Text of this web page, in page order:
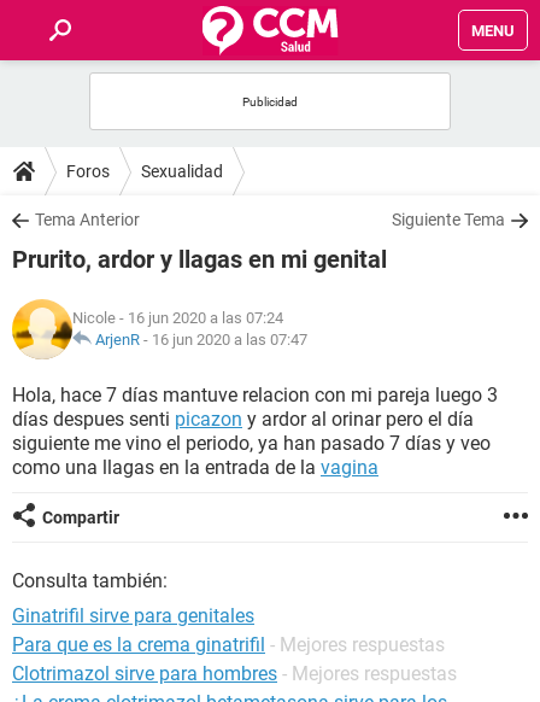
MENU
FOROS
SALUD
NUTRICIÓN
BIENESTAR
SEXUALIDAD
GLOSARIO
Foros Sexualidad
Tema Anterior Siguiente Tema
Prurito, ardor y llagas en mi genital
Nicole - 16 jun 2020 a las 07:24
ArjenR - 16 jun 2020 a las 07:47
Hola, hace 7 días mantuve relacion con mi pareja luego 3
días despues senti picazon y ardor al orinar pero el día
siguiente me vino el periodo, ya han pasado 7 días y veo
como una llagas en la entrada de la vagina
Compartir
Consulta también:
Ginatrifil sirve para genitales
Para que es la crema ginatrifil - Mejores respuestas
Clotrimazol sirve para hombres - Mejores respuestas